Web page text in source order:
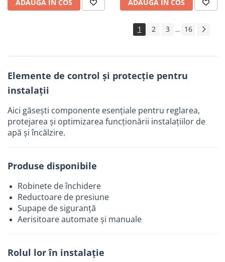
Echipamente de filtrare si
Obiecte sanitare
Baterii baie
Baterii bucatarie
Baterii bucatarie cu filtru
Rezervoare WC clasice
Vase WC
Lavoare
Chiuvete bucatarie
Sisteme de dus
ADAUGA IN COS ADAUGA IN COS
1 2 3 ... 16
Elemente de control și protecție pentru
instalații
Aici găsești componente esențiale pentru reglarea,
protejarea și optimizarea funcționării instalațiilor de
apă și încălzire.
Produse disponibile
Robinete de închidere
Reductoare de presiune
Supape de siguranță
Aerisitoare automate și manuale
Rolul lor în instalație